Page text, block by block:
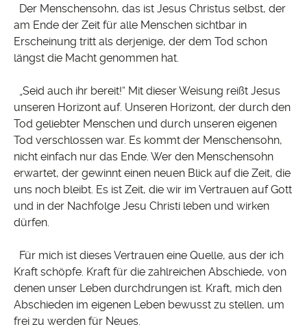
Der Menschensohn, das ist Jesus Christus selbst, der
am Ende der Zeit für alle Menschen sichtbar in
Erscheinung tritt als derjenige, der dem Tod schon
längst die Macht genommen hat.
„Seid auch ihr bereit!“ Mit dieser Weisung reißt Jesus
unseren Horizont auf. Unseren Horizont, der durch den
Tod geliebter Menschen und durch unseren eigenen
Tod verschlossen war. Es kommt der Menschensohn,
nicht einfach nur das Ende. Wer den Menschensohn
erwartet, der gewinnt einen neuen Blick auf die Zeit, die
uns noch bleibt. Es ist Zeit, die wir im Vertrauen auf Gott
und in der Nachfolge Jesu Christi leben und wirken
dürfen.
Für mich ist dieses Vertrauen eine Quelle, aus der ich
Kraft schöpfe. Kraft für die zahlreichen Abschiede, von
denen unser Leben durchdrungen ist. Kraft, mich den
Abschieden im eigenen Leben bewusst zu stellen, um
frei zu werden für Neues.